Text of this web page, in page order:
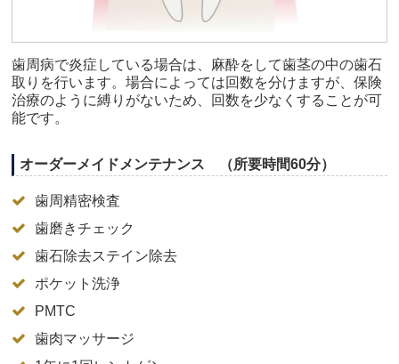
歯周病で炎症している場合は、麻酔をして歯茎の中の歯石
取りを行います。場合によっては回数を分けますが、保険
治療のように縛りがないため、回数を少なくすることが可
能です。
オーダーメイドメンテナンス （所要時間60分）
歯周精密検査
歯磨きチェック
歯石除去ステイン除去
ポケット洗浄
PMTC
歯肉マッサージ